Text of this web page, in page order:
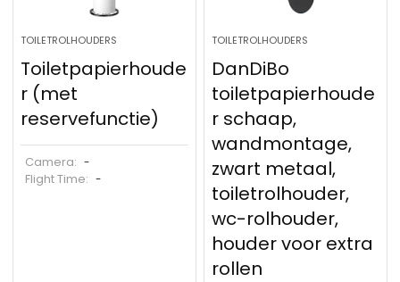
TOILETROLHOUDERS
Toiletpapierhoude
r (met
reservefunctie)
Camera: -
Flight Time: -
TOILETROLHOUDERS
DanDiBo
toiletpapierhoude
r schaap,
wandmontage,
zwart metaal,
toiletrolhouder,
wc-rolhouder,
houder voor extra
rollen